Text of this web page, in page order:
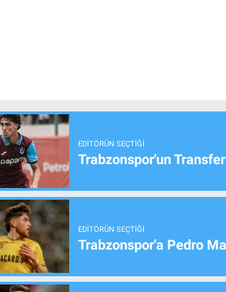
EDITÖRÜN SEÇTIĞI
Trabzonspor'un
EDITÖRÜN SEÇTIĞI
Trabzonspor'a Pedro